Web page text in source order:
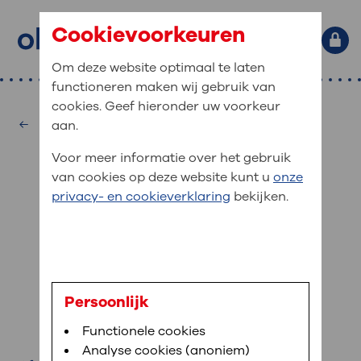
Primaire website navigatie
Home
Afdelingen
Medische informatie
Uw verblijf in OLVG
Werken bij OLVG
: waar bent u naar op zoek?
Veel gezocht: Bloedafname , MijnOLVG ,Digitalisering
MijnOLVG
gegevens inzien
MijnOLVG is het patiëntenportaal van OLVG. In
sneller helpen.
Direct naar MijnOLVG
Intensive Care
dr. J. de Metz
intensivist
Cookievoorkeuren
Om deze website optimaal te laten
functioneren maken wij gebruik van
cookies. Geef hieronder uw voorkeur
aan.
Voor meer informatie over het gebruik
van cookies op deze website kunt u onze
privacy- en cookieverklaring bekijken.
Persoonlijk
Functionele cookies
Analyse cookies (anoniem)